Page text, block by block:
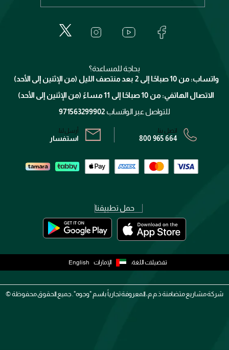
إيف سان لوران
الإرجاع
خدمات المعارض
برنامج الولاء ميوز
الشروط و الأحكام
سياسة الخصوصية
بحاجة للمساعدة؟
واتساب: من 10 صباحًا إلى 2 بعد منتصف الليل (من الإثنين إلى الأحد)
الاتصال الهاتفي: من 10 صباحًا إلى 11 مساءً (من الإثنين إلى الأحد)
للتواصل عبر الواتساب 971563299902
اتصل بنا:
800 965 664
أرسل لنا:
استفسار
حمل تطبيقنا
تفضيلات اللغة: الإمارات English
شركة مشاريع متضامنة ذ.م.م، المعروفة تجارياً باسم "وجوه". جميع الحقوق محفوظة ©